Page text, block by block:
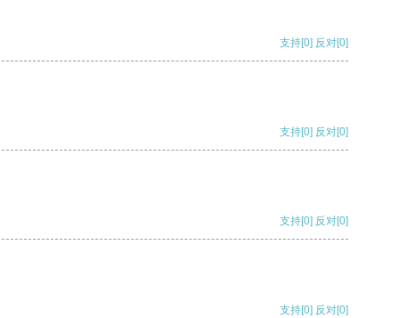
支持[0] 反对[0]
支持[0] 反对[0]
支持[0] 反对[0]
支持[0] 反对[0]